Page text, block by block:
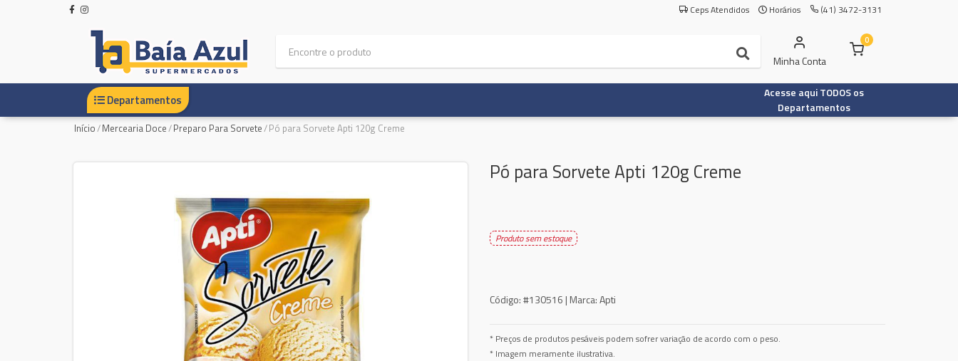
Ceps Atendidos Horários (41) 3472-3131
Minha Conta
0
Departamentos
Acesse aqui TODOS os
Departamentos
Início/Mercearia Doce/Preparo Para Sorvete/Pó para Sorvete Apti 120g Creme
Pó para Sorvete Apti 120g Creme
Produto sem estoque
Código:#130516 | Marca:Apti
* Preços de produtos pesáveis podem sofrer variação de acordo com o peso.
* Imagem meramente ilustrativa.